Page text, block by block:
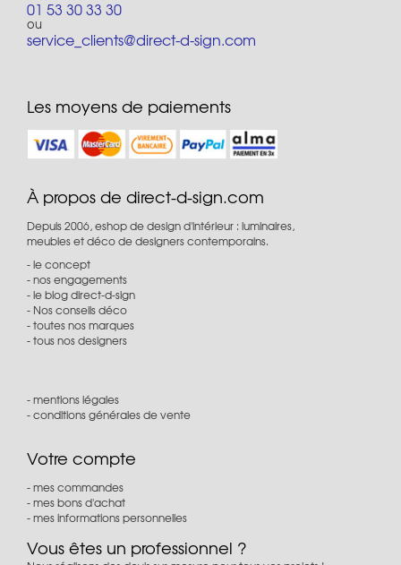
01 53 30 33 30
ou
service_clients@direct-d-sign.com
Les moyens de paiements
À propos de direct-d-sign.com
Depuis 2006, eshop de design d'intérieur : luminaires,
meubles et déco de designers contemporains.
le concept
nos engagements
le blog direct-d-sign
Nos conseils déco
toutes nos marques
tous nos designers
mentions légales
conditions générales de vente
Votre compte
mes commandes
mes bons d'achat
mes informations personnelles
Vous êtes un professionnel ?